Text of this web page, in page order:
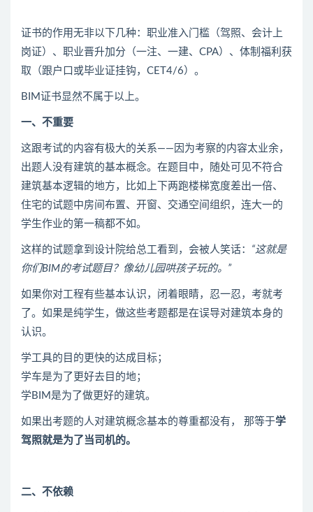
证书的作用无非以下几种：职业准入门槛（驾照、会计上
岗证）、职业晋升加分（一注、一建、CPA）、体制福利获
取（跟户口或毕业证挂钩，CET4/6）。
BIM证书显然不属于以上。
一、不重要
这跟考试的内容有极大的关系——因为考察的内容太业余，
出题人没有建筑的基本概念。在题目中，随处可见不符合
建筑基本逻辑的地方，比如上下两跑楼梯宽度差出一倍、
住宅的试题中房间布置、开窗、交通空间组织，连大一的
学生作业的第一稿都不如。
这样的试题拿到设计院给总工看到，会被人笑话： “这就是
你们BIM的考试题目？像幼儿园哄孩子玩的。”
如果你对工程有些基本认识，闭着眼睛，忍一忍，考就考
了。如果是纯学生，做这些考题都是在误导对建筑本身的
认识。
学工具的目的更快的达成目标；
学车是为了更好去目的地；
学BIM是为了做更好的建筑。
如果出考题的人对建筑概念基本的尊重都没有， 那等于学
驾照就是为了当司机的。
二、不依赖